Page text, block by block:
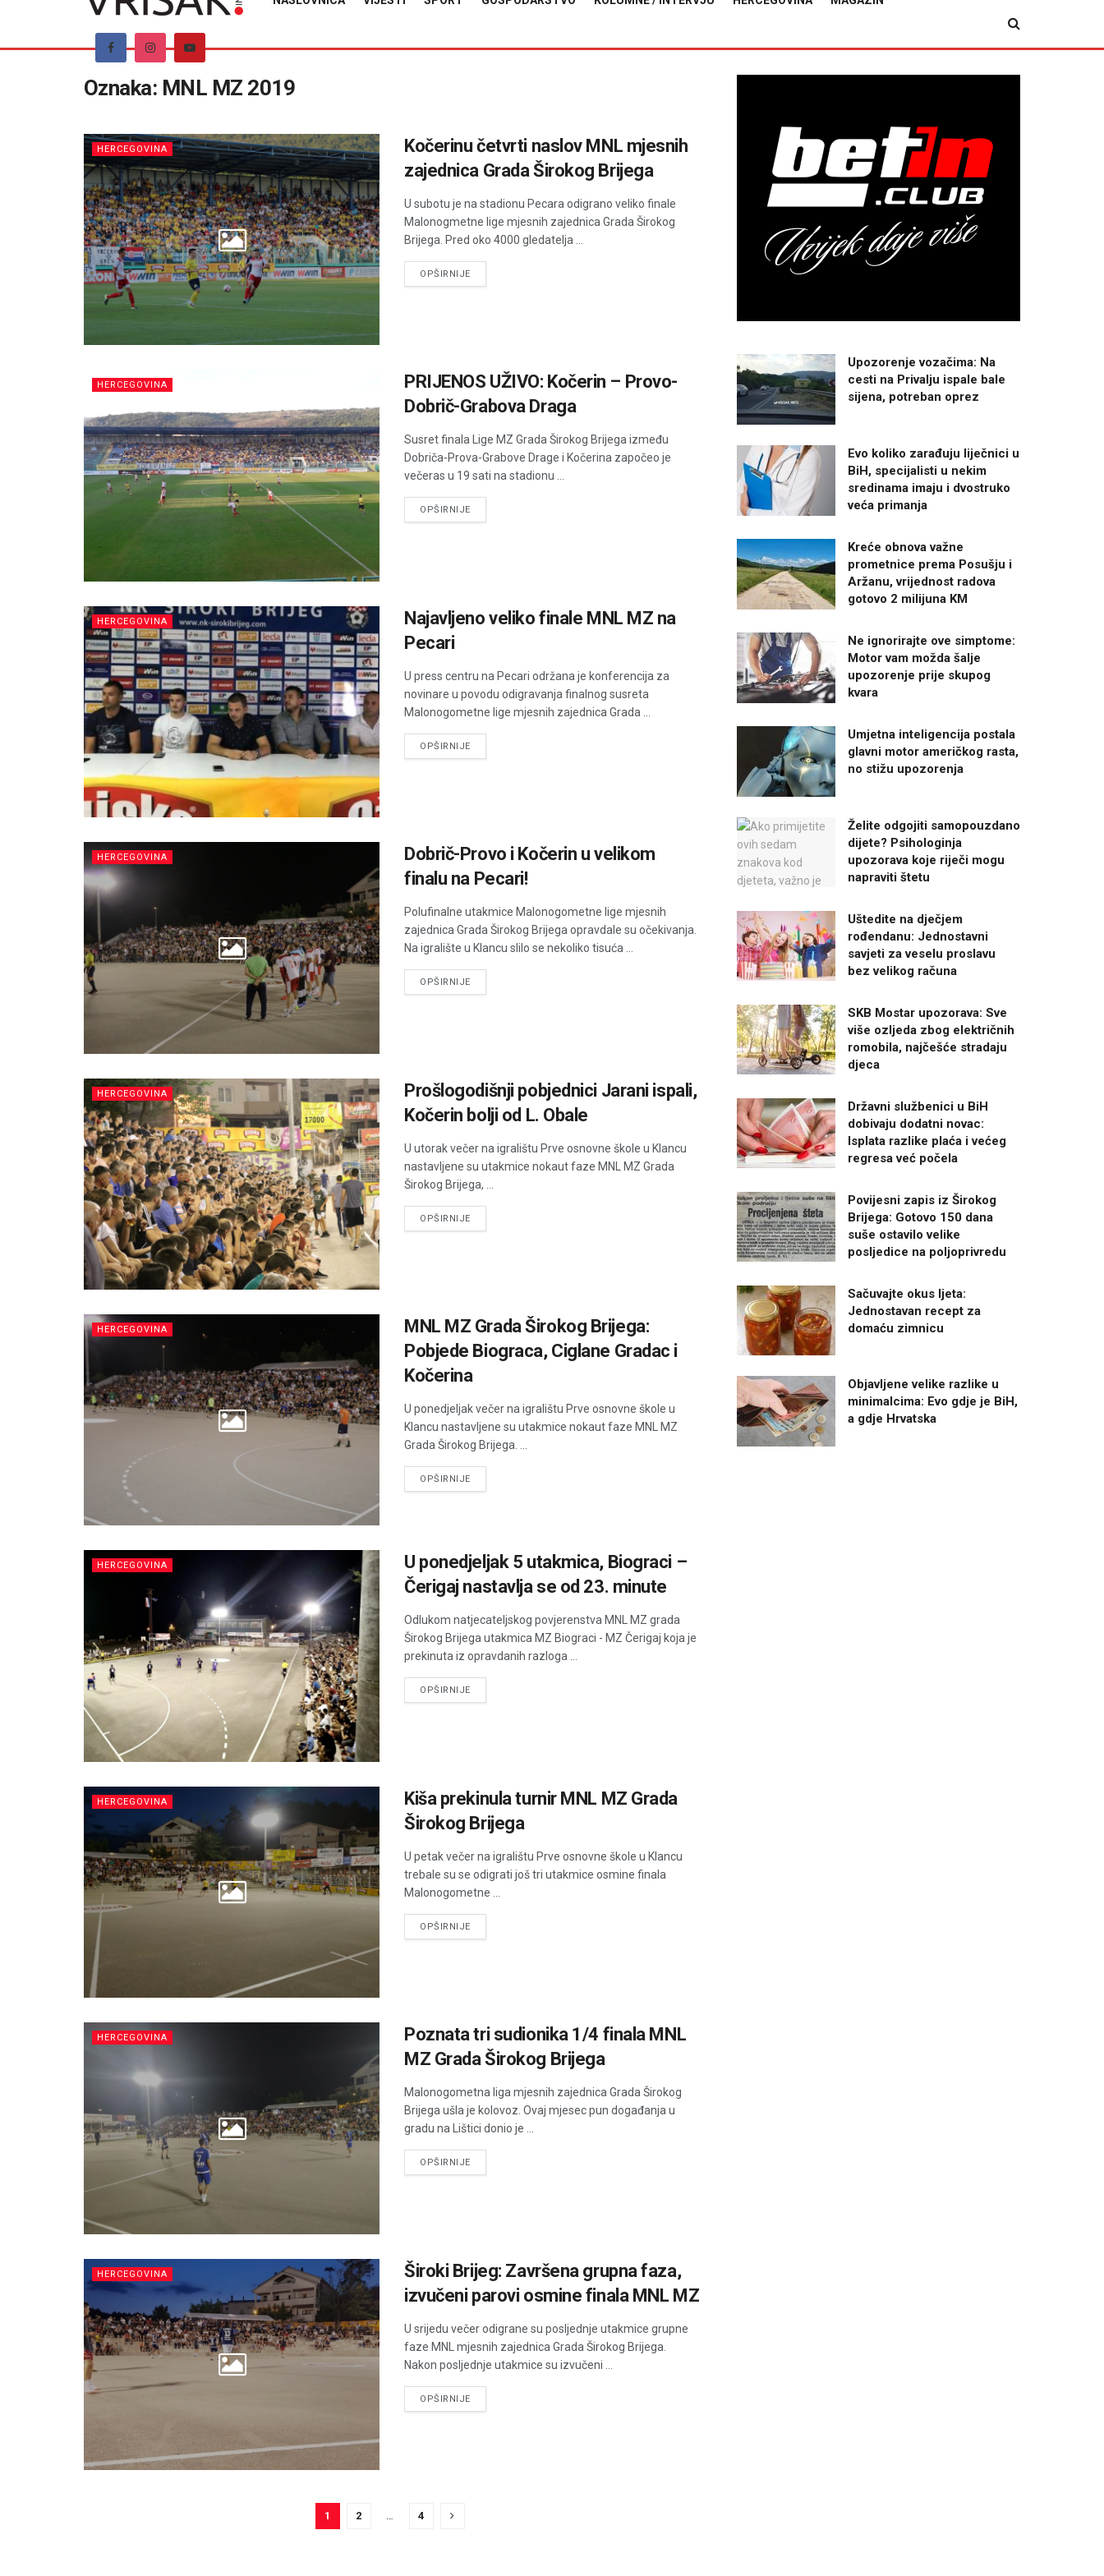
Oznaka: MNL MZ 2019
HERCEGOVINA
Kočerinu četvrti naslov MNL mjesnih
zajednica Grada Širokog Brijega
U subotu je na stadionu Pecara odigrano veliko finale
Malonogmetne lige mjesnih zajednica Grada Širokog
Brijega. Pred oko 4000 gledatelja ...
OPŠIRNIJEDETAILS
HERCEGOVINA
PRIJENOS UŽIVO: Kočerin – Provo-
Dobrič-Grabova Draga
Susret finala Lige MZ Grada Širokog Brijega između
Dobriča-Prova-Grabove Drage i Kočerina započeo je
večeras u 19 sati na stadionu ...
OPŠIRNIJEDETAILS
HERCEGOVINA
Najavljeno veliko finale MNL MZ na
Pecari
U press centru na Pecari održana je konferencija za
novinare u povodu odigravanja finalnog susreta
Malonogometne lige mjesnih zajednica Grada ...
OPŠIRNIJEDETAILS
HERCEGOVINA
Dobrič-Provo i Kočerin u velikom
finalu na Pecari!
Polufinalne utakmice Malonogometne lige mjesnih
zajednica Grada Širokog Brijega opravdale su očekivanja.
Na igralište u Klancu slilo se nekoliko tisuća ...
OPŠIRNIJEDETAILS
HERCEGOVINA
Prošlogodišnji pobjednici Jarani ispali,
Kočerin bolji od L. Obale
U utorak večer na igralištu Prve osnovne škole u Klancu
nastavljene su utakmice nokaut faze MNL MZ Grada
Širokog Brijega, ...
OPŠIRNIJEDETAILS
HERCEGOVINA
MNL MZ Grada Širokog Brijega:
Pobjede Biograca, Ciglane Gradac i
Kočerina
U ponedjeljak večer na igralištu Prve osnovne škole u
Klancu nastavljene su utakmice nokaut faze MNL MZ
Grada Širokog Brijega. ...
OPŠIRNIJEDETAILS
HERCEGOVINA
U ponedjeljak 5 utakmica, Biograci –
Čerigaj nastavlja se od 23. minute
Odlukom natjecateljskog povjerenstva MNL MZ grada
Širokog Brijega utakmica MZ Biograci - MZ Čerigaj koja je
prekinuta iz opravdanih razloga ...
OPŠIRNIJEDETAILS
HERCEGOVINA
Kiša prekinula turnir MNL MZ Grada
Širokog Brijega
U petak večer na igralištu Prve osnovne škole u Klancu
trebale su se odigrati još tri utakmice osmine finala
Malonogometne ...
OPŠIRNIJEDETAILS
HERCEGOVINA
Poznata tri sudionika 1/4 finala MNL
MZ Grada Širokog Brijega
Malonogometna liga mjesnih zajednica Grada Širokog
Brijega ušla je kolovoz. Ovaj mjesec pun događanja u
gradu na Lištici donio je ...
OPŠIRNIJEDETAILS
HERCEGOVINA
Široki Brijeg: Završena grupna faza,
izvučeni parovi osmine finala MNL MZ
U srijedu večer odigrane su posljednje utakmice grupne
faze MNL mjesnih zajednica Grada Širokog Brijega.
Nakon posljednje utakmice su izvučeni ...
OPŠIRNIJEDETAILS
1 2 4
Upozorenje vozačima: Na
cesti na Privalju ispale bale
sijena, potreban oprez
Evo koliko zarađuju liječnici u
BiH, specijalisti u nekim
sredinama imaju i dvostruko
veća primanja
Kreće obnova važne
prometnice prema Posušju i
Aržanu, vrijednost radova
gotovo 2 milijuna KM
Ne ignorirajte ove simptome:
Motor vam možda šalje
upozorenje prije skupog
kvara
Umjetna inteligencija postala
glavni motor američkog rasta,
no stižu upozorenja
Želite odgojiti samopouzdano
dijete? Psihologinja
upozorava koje riječi mogu
napraviti štetu
Uštedite na dječjem
rođendanu: Jednostavni
savjeti za veselu proslavu
bez velikog računa
SKB Mostar upozorava: Sve
više ozljeda zbog električnih
romobila, najčešće stradaju
djeca
Državni službenici u BiH
dobivaju dodatni novac:
Isplata razlike plaća i većeg
regresa već počela
Povijesni zapis iz Širokog
Brijega: Gotovo 150 dana
suše ostavilo velike
posljedice na poljoprivredu
Sačuvajte okus ljeta:
Jednostavan recept za
domaću zimnicu
Objavljene velike razlike u
minimalcima: Evo gdje je BiH,
a gdje Hrvatska